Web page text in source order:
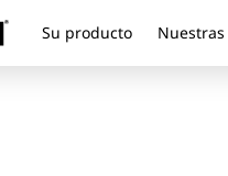
Su producto